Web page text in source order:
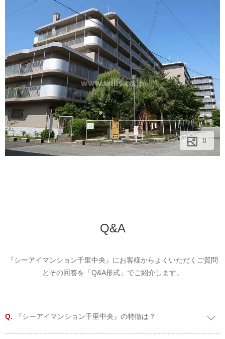
8
8
8
Q&A
『シーアイマンション千里中央』にお客様からよくいただくご質問
とその回答を「Q&A形式」でご紹介します。
『シーアイマンション千里中央』の特徴は？